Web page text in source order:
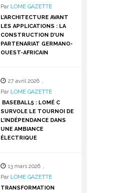
Par LOME GAZETTE
L’ARCHITECTURE AVANT
LES APPLICATIONS : LA
CONSTRUCTION D’UN
PARTENARIAT GERMANO-
OUEST-AFRICAIN
27 avril 2026 ,
Par LOME GAZETTE
BASEBALL5 : LOMÉ C
SURVOLE LE TOURNOI DE
L’INDÉPENDANCE DANS
UNE AMBIANCE
ÉLECTRIQUE
13 mars 2026 ,
Par LOME GAZETTE
TRANSFORMATION